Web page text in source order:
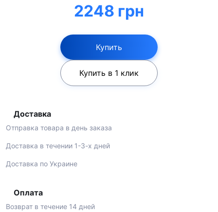
2248 грн
Купить
Купить в 1 клик
Доставка
Отправка товара в день заказа
Доставка в течении 1-3-х дней
Доставка по Украине
Оплата
Возврат в течение 14 дней